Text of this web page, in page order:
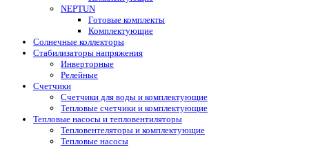
NEPTUN
Готовые комплекты
Комплектующие
Солнечные коллекторы
Стабилизаторы напряжения
Инверторные
Релейные
Счетчики
Счетчики для воды и комплектующие
Тепловые счетчики и комплектующие
Тепловые насосы и тепловентиляторы
Тепловентеляторы и комплектующие
Тепловые насосы